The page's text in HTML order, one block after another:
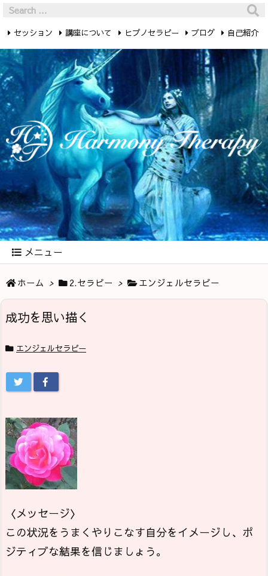
メニュー
セッション 講座について ヒプノセラピー ブログ 自己紹介
最新記事 お問い合わせ
ホーム > 2.セラピー > エンジェルセラピー
成功を思い描く
エンジェルセラピー
〈メッセージ〉
この状況をうまくやりこなす自分をイメージし、ポ
ジティブな結果を信じましょう。